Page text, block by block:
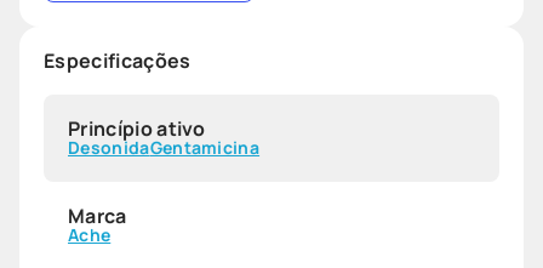
Especificações
Princípio ativo
DesonidaGentamicina
Marca
Ache